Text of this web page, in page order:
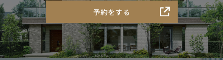
予約をする